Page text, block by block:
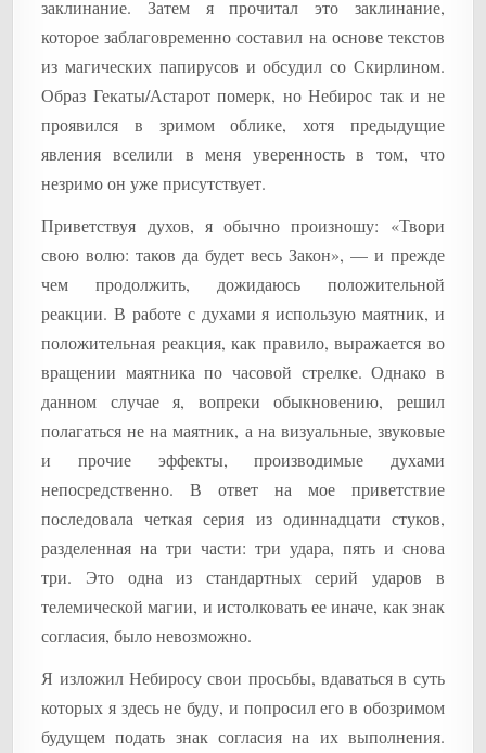
заклинание. Затем я прочитал это заклинание,
которое заблаговременно составил на основе текстов
из магических папирусов и обсудил со Скирлином.
Образ Гекаты/Астарот померк, но Небирос так и не
проявился в зримом облике, хотя предыдущие
явления вселили в меня уверенность в том, что
незримо он уже присутствует.
Приветствуя духов, я обычно произношу: «Твори
свою волю: таков да будет весь Закон», — и прежде
чем продолжить, дожидаюсь положительной
реакции. В работе с духами я использую маятник, и
положительная реакция, как правило, выражается во
вращении маятника по часовой стрелке. Однако в
данном случае я, вопреки обыкновению, решил
полагаться не на маятник, а на визуальные, звуковые
и прочие эффекты, производимые духами
непосредственно. В ответ на мое приветствие
последовала четкая серия из одиннадцати стуков,
разделенная на три части: три удара, пять и снова
три. Это одна из стандартных серий ударов в
телемической магии, и истолковать ее иначе, как знак
согласия, было невозможно.
Я изложил Небиросу свои просьбы, вдаваться в суть
которых я здесь не буду, и попросил его в обозримом
будущем подать знак согласия на их выполнения.